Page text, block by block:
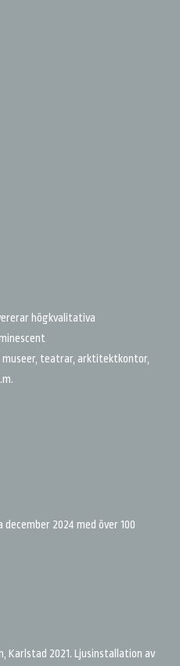
högkvalitativa
museer, teatrar, arktitektkontor,
2024 med över 100
Karlstad 2021. Ljusinstallation av